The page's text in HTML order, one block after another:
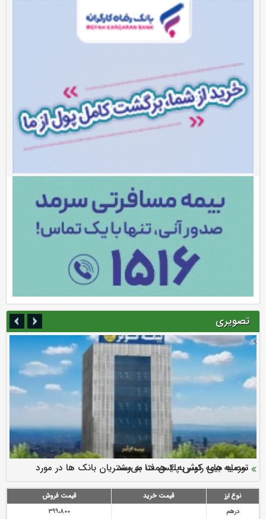
تصویری
ارزش سهام عدالت بالا رفت
سرمایه بیمه کوثر به ۴ همت می‌رسد
نود ثانیه با فولاد سنگان
تقدیر دبیرکل سندیکای بیمه گران ایران از اقدامات مدیرعامل بیمه
رازی
توصیه های رئیس پلیس فتا به مشتریان بانک ها در مورد
پیشگیری از سرقت های مجازی
نوع ارز قیمت خرید
قیمت فروش
درهم
399،800